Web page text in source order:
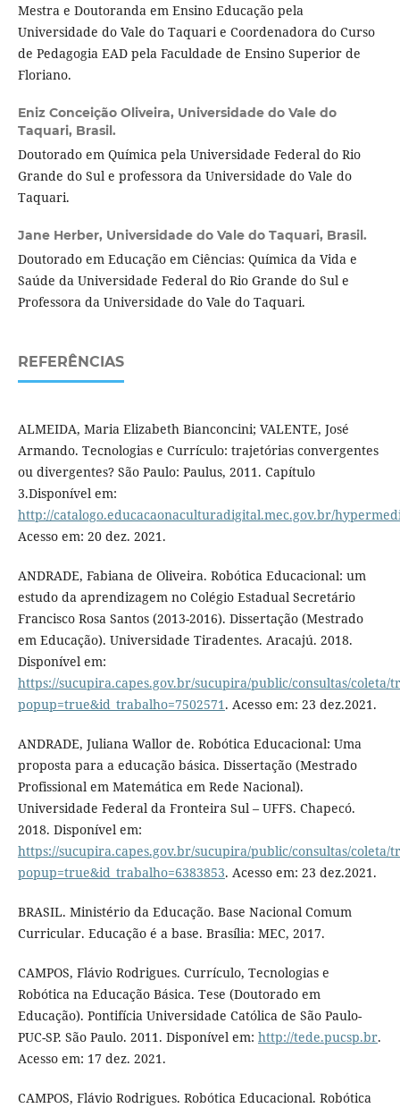
Mestra e Doutoranda em Ensino Educação pela
Universidade do Vale do Taquari e Coordenadora do Curso
de Pedagogia EAD pela Faculdade de Ensino Superior de
Floriano.
Eniz Conceição Oliveira, Universidade do Vale do
Taquari, Brasil.
Doutorado em Química pela Universidade Federal do Rio
Grande do Sul e professora da Universidade do Vale do
Taquari.
Jane Herber, Universidade do Vale do Taquari, Brasil.
Doutorado em Educação em Ciências: Química da Vida e
Saúde da Universidade Federal do Rio Grande do Sul e
Professora da Universidade do Vale do Taquari.
REFERÊNCIAS
ALMEIDA, Maria Elizabeth Bianconcini; VALENTE, José
Armando. Tecnologias e Currículo: trajetórias convergentes
ou divergentes? São Paulo: Paulus, 2011. Capítulo
3.Disponível em:
http://catalogo.educacaonaculturadigital.mec.gov.br/
Acesso em: 20 dez. 2021.
ANDRADE, Fabiana de Oliveira. Robótica Educacional: um
estudo da aprendizagem no Colégio Estadual Secretário
Francisco Rosa Santos (2013-2016). Dissertação (Mestrado
em Educação). Universidade Tiradentes. Aracajú. 2018.
Disponível em:
https://sucupira.capes.gov.br/sucupira/public/consultas/coleta/
popup=true&id_trabalho=7502571. Acesso em: 23 dez.2021.
ANDRADE, Juliana Wallor de. Robótica Educacional: Uma
proposta para a educação básica. Dissertação (Mestrado
Profissional em Matemática em Rede Nacional).
Universidade Federal da Fronteira Sul – UFFS. Chapecó.
2018. Disponível em:
https://sucupira.capes.gov.br/sucupira/public/consultas/coleta/
popup=true&id_trabalho=6383853. Acesso em: 23 dez.2021.
BRASIL. Ministério da Educação. Base Nacional Comum
Curricular. Educação é a base. Brasília: MEC, 2017.
CAMPOS, Flávio Rodrigues. Currículo, Tecnologias e
Robótica na Educação Básica. Tese (Doutorado em
Educação). Pontifícia Universidade Católica de São Paulo-
PUC-SP. São Paulo. 2011. Disponível em: http://tede.pucsp.br.
Acesso em: 17 dez. 2021.
CAMPOS, Flávio Rodrigues. Robótica Educacional. Robótica